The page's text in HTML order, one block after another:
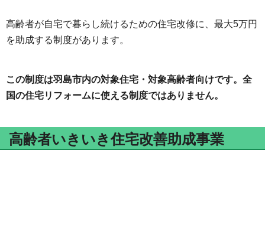
高齢者が自宅で暮らし続けるための住宅改修に、最大5万円
を助成する制度があります。
この制度は羽島市内の対象住宅・対象高齢者向けです。全
国の住宅リフォームに使える制度ではありません。
高齢者いきいき住宅改善助成事業